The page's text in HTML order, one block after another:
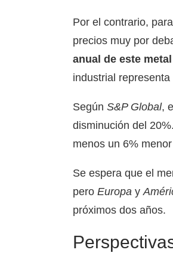
Por el contrario,
precios muy por
anual de este
industrial
Según S&P Global,
disminución del
menos un 6%
Se espera que el
pero Europa y
próximos dos años.